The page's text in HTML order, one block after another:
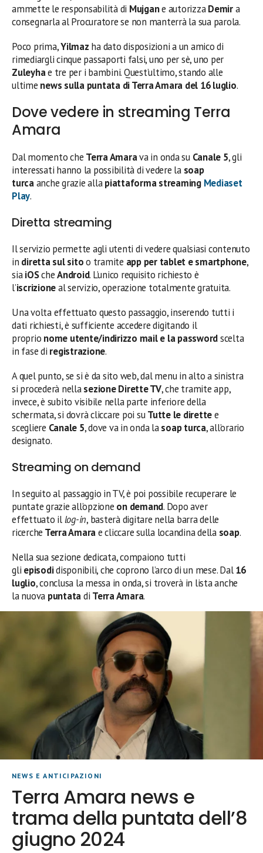
ammette le responsabilità di Mujgane autorizzaDemira
consegnarla al Procuratore se non manterrà la sua parola.
Poco prima,Yilmaz ha dato disposizioni a un amico di
rimediargli cinque passaporti falsi, uno per sè, uno per
Zuleyhae tre per i bambini. Quest’ultimo, stando alle
ultime news sulla puntata di Terra Amara del 16 luglio.
Dove vedere in streaming Terra
Amara
Dal momento che Terra Amarava in onda su Canale 5, gli
interessati hanno la possibilità di vedere la soap
turcaanche grazie allapiattaforma streaming Mediaset
Play.
Diretta streaming
Il servizio permette agli utenti di vedere qualsiasi contenuto
in diretta sul sitoo tramite app per tablet e smartphone,
siaiOScheAndroid. L’unico requisito richiesto è
l’iscrizioneal servizio, operazione totalmente gratuita.
Una volta effettuato questo passaggio, inserendo tutti i
dati richiesti, è sufficiente accedere digitando il
proprio nome utente/indirizzo mail e la passwordscelta
in fase di registrazione.
A quel punto, se si è da sito web, dal menu in alto a sinistra
si procederà nellasezione Dirette TV, che tramite app,
invece, è subito visibile nella parte inferiore della
schermata, si dovrà cliccare poi suTutte le direttee
scegliere Canale 5, dove va in onda lasoap turca, all’orario
designato.
Streaming on demand
In seguito al passaggio in TV, è poi possibile recuperare le
puntate grazie all’opzione on demand. Dopo aver
effettuato illog-in, basterà digitare nella barra delle
ricerche Terra Amarae cliccare sulla locandina della soap.
Nella sua sezione dedicata, compaiono tutti
gli episodidisponibili, che coprono l’arco di un mese. Dal16
luglio, conclusa la messa in onda, si troverà in lista anche
la nuova puntatadi Terra Amara.
NEWS E ANTICIPAZIONI
Terra Amara news e
trama della puntata dell’8
giugno 2024